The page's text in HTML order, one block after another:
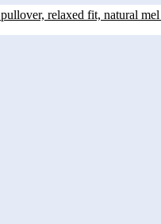
relaxed fit, natural